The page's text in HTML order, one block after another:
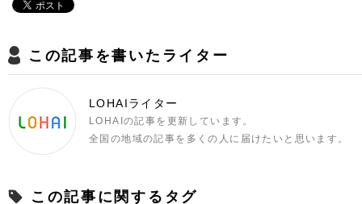
この記事を書いたライター
LOHAIライター
LOHAIの記事を更新しています。
全国の地域の記事を多くの人に届けたいと思います。
この記事に関するタグ